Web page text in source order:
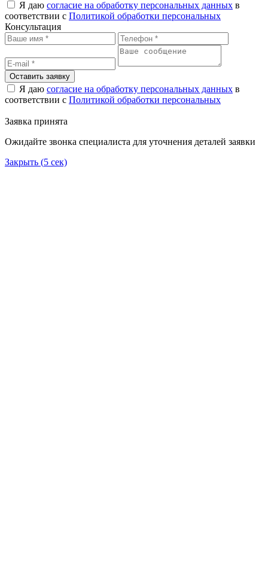
Я даю согласие на обработку персональных данных в
соответствии с Политикой обработки персональных
Консультация
Оставить заявку
Я даю согласие на обработку персональных данных в
соответствии с Политикой обработки персональных
Заявка принята
Ожидайте звонка специалиста для уточнения деталей заявки
Закрыть (5 сек)